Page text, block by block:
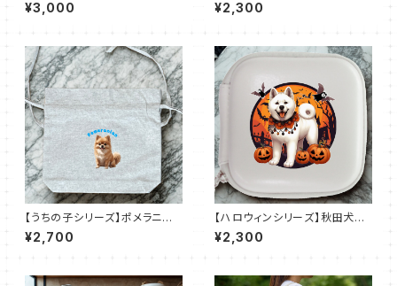
（全7色）
¥3,000 ¥2,300
【うちの子シリーズ】ポメラニア
ン｜シャンブリック巾着ショルダ
ーバッグ（全3色）
¥2,700
【ハロウィンシリーズ】秋田犬｜
レザースタイルマルチケース（全
3色）
¥2,300